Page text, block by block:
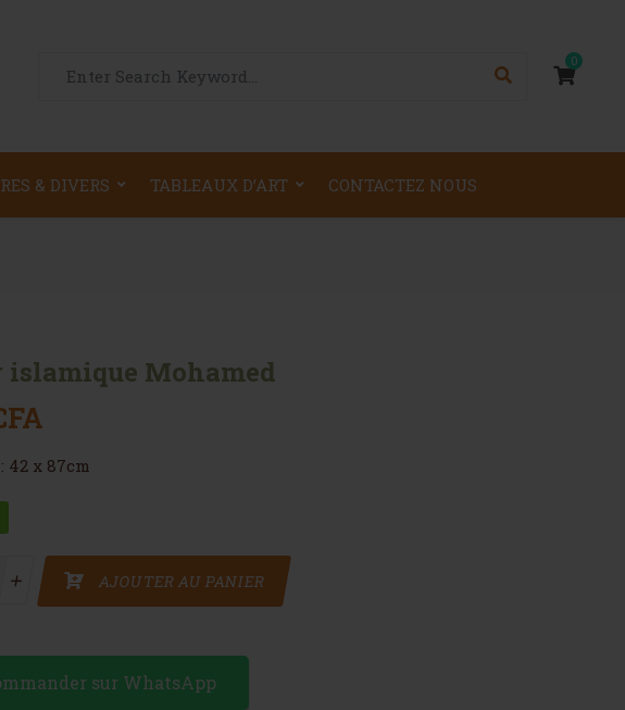
0
& DIVERS TABLEAUX D’ART CONTACTEZ NOUS
islamique Mohamed
42 x 87cm
Sticker islamique Mohamed
+
+ AJOUTER AU PANIER
sur WhatsApp